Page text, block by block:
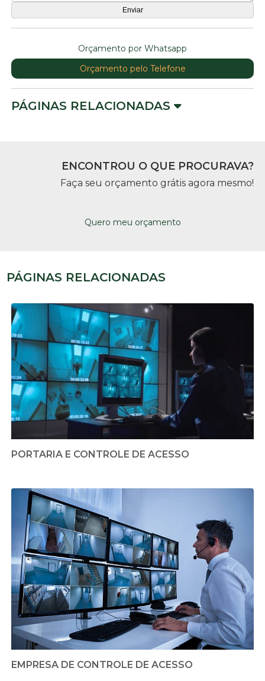
Orçamento por Whatsapp
Orçamento pelo Telefone
PÁGINAS RELACIONADAS
ENCONTROU O QUE PROCURAVA?
Faça seu orçamento grátis agora mesmo!
Quero meu orçamento
PÁGINAS RELACIONADAS
PORTARIA E CONTROLE DE ACESSO
EMPRESA DE CONTROLE DE ACESSO